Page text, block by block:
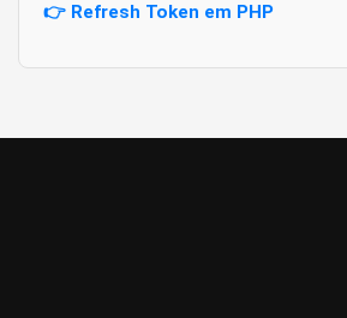
👉 Refresh Token em PHP